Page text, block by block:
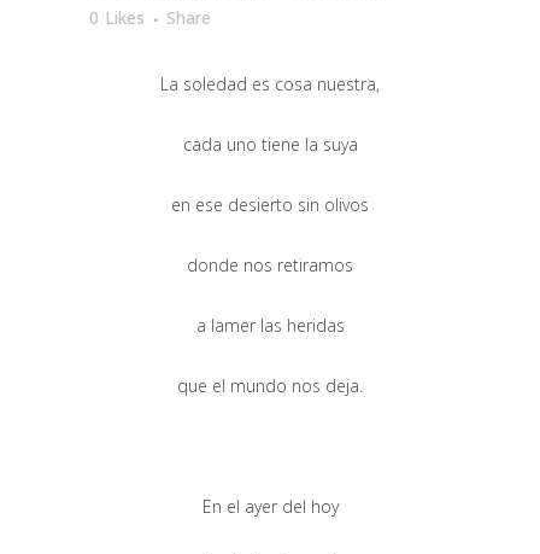
0 Likes Share
La soledad es cosa nuestra,
cada uno tiene la suya
en ese desierto sin olivos
donde nos retiramos
a lamer las heridas
que el mundo nos deja.
En el ayer del hoy